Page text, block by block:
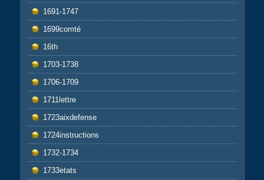
1691-1747
1699comté
16th
1703-1738
1706-1709
1711lettre
1723aixdefense
1724instructions
1732-1734
1733etats